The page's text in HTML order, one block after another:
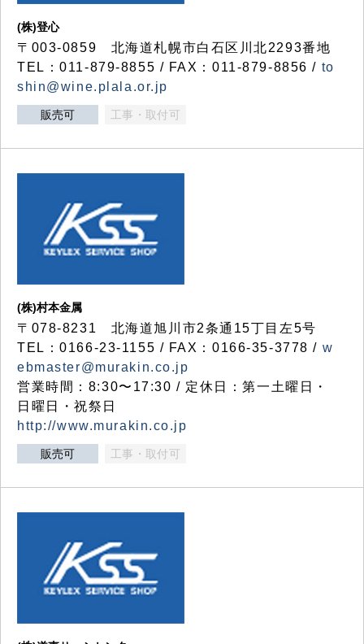
(株)登心
〒003-0859 北海道札幌市白石区川北2293番地
TEL：011-879-8855 / FAX：011-879-8856 / to
shin@wine.plala.or.jp
販売可 工事・取付可
(株)村本金属
〒078-8231 北海道旭川市2条通15丁目左5号
TEL：0166-23-1155 / FAX：0166-35-3778 / w
ebmaster@murakin.co.jp
営業時間：8:30〜17:30 / 定休日：第一土曜日・
日曜日・祝祭日
http://www.murakin.co.jp
販売可 工事・取付可